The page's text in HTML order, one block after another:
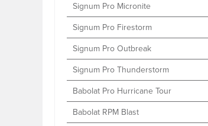
Signum Pro Micronite
Signum Pro Firestorm
Signum Pro Outbreak
Signum Pro Thunderstorm
Babolat Pro Hurricane Tour
Babolat RPM Blast